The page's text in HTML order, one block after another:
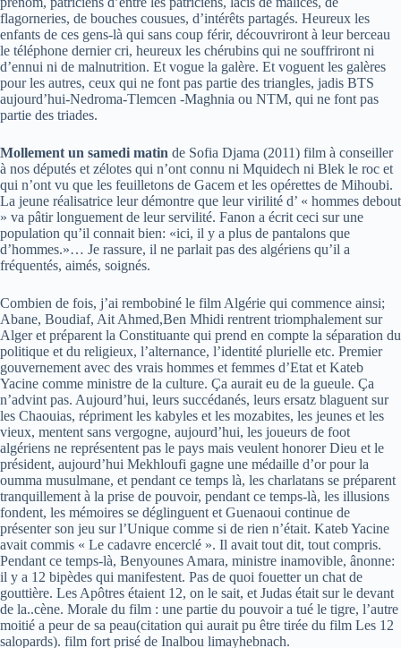
flagorneries, de bouches cousues, d’intérêts partagés. Heureux les
enfants de ces gens-là qui sans coup férir, découvriront à leur berceau
le téléphone dernier cri, heureux les chérubins qui ne souffriront ni
d’ennui ni de malnutrition. Et vogue la galère. Et voguent les galères
pour les autres, ceux qui ne font pas partie des triangles, jadis BTS
aujourd’hui-Nedroma-Tlemcen -Maghnia ou NTM, qui ne font pas
partie des triades.
Mollement un samedi matin de Sofia Djama (2011) film à conseiller
à nos députés et zélotes qui n’ont connu ni Mquidech ni Blek le roc et
qui n’ont vu que les feuilletons de Gacem et les opérettes de Mihoubi.
La jeune réalisatrice leur démontre que leur virilité d’ « hommes debout
» va pâtir longuement de leur servilité. Fanon a écrit ceci sur une
population qu’il connait bien: «ici, il y a plus de pantalons que
d’hommes.»… Je rassure, il ne parlait pas des algériens qu’il a
fréquentés, aimés, soignés.
Combien de fois, j’ai rembobiné le film Algérie qui commence ainsi;
Abane, Boudiaf, Ait Ahmed,Ben Mhidi rentrent triomphalement sur
Alger et préparent la Constituante qui prend en compte la séparation du
politique et du religieux, l’alternance, l’identité plurielle etc. Premier
gouvernement avec des vrais hommes et femmes d’Etat et Kateb
Yacine comme ministre de la culture. Ça aurait eu de la gueule. Ça
n’advint pas. Aujourd’hui, leurs succédanés, leurs ersatz blaguent sur
les Chaouias, répriment les kabyles et les mozabites, les jeunes et les
vieux, mentent sans vergogne, aujourd’hui, les joueurs de foot
algériens ne représentent pas le pays mais veulent honorer Dieu et le
président, aujourd’hui Mekhloufi gagne une médaille d’or pour la
oumma musulmane, et pendant ce temps là, les charlatans se préparent
tranquillement à la prise de pouvoir, pendant ce temps-là, les illusions
fondent, les mémoires se déglinguent et Guenaoui continue de
présenter son jeu sur l’Unique comme si de rien n’était. Kateb Yacine
avait commis « Le cadavre encerclé ». Il avait tout dit, tout compris.
Pendant ce temps-là, Benyounes Amara, ministre inamovible, ânonne:
il y a 12 bipèdes qui manifestent. Pas de quoi fouetter un chat de
gouttière. Les Apôtres étaient 12, on le sait, et Judas était sur le devant
de la..cène. Morale du film : une partie du pouvoir a tué le tigre, l’autre
moitié a peur de sa peau(citation qui aurait pu être tirée du film Les 12
salopards). film fort prisé de Inalbou limayhebnach.